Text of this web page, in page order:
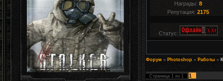
Награды: 8
Репутация: 2175
Статус:
Форум » Photoshop » Работы »
Страница 1 из 1 1